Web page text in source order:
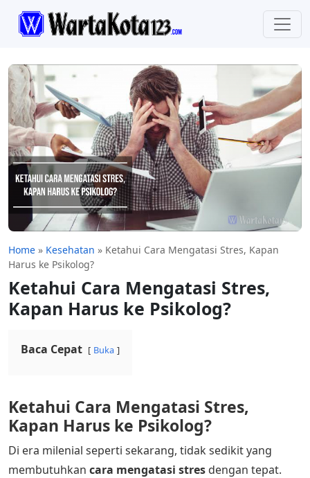
Home » Kesehatan » Ketahui Cara Mengatasi Stres, Kapan
Harus ke Psikolog?
Ketahui Cara Mengatasi Stres,
Kapan Harus ke Psikolog?
Baca Cepat Buka
Ketahui Cara Mengatasi Stres,
Kapan Harus ke Psikolog?
Di era milenial seperti sekarang, tidak sedikit yang
membutuhkan cara mengatasi stres dengan tepat.